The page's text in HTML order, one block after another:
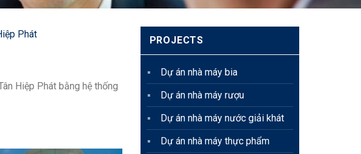
PROJECTS
Dự án nhà máy bia
Dự án nhà máy rượu
Dự án nhà máy nước giải khát
Dự án nhà máy thực phẩm
Phát
Hiệp Phát bằng hệ thống